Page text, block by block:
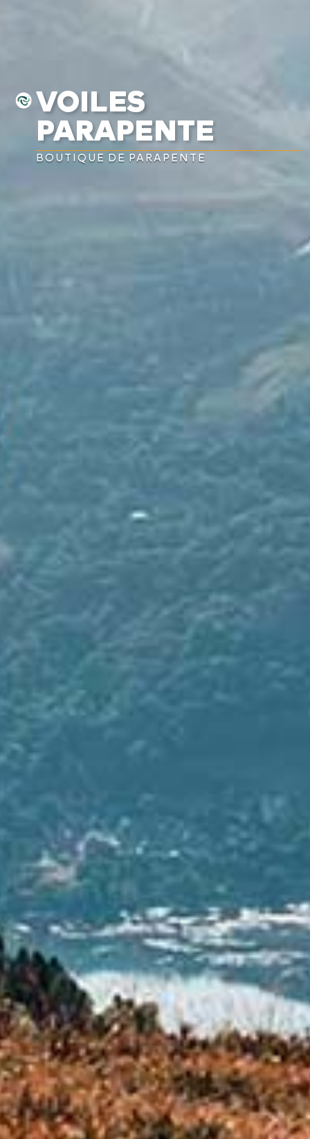
VOILES
PARAPENTE
BOUTIQUE DE PARAPENTE